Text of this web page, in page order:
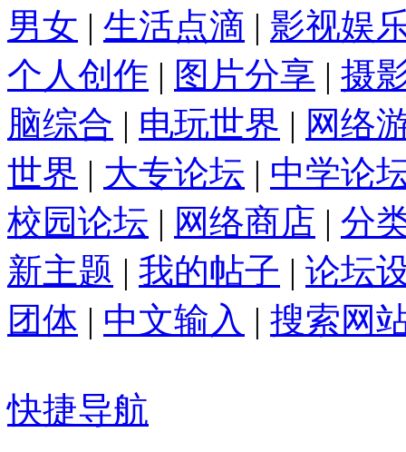
男女 | 生活点滴 | 影视娱
个人创作 | 图片分享 | 摄
脑综合 | 电玩世界 | 网络
世界 | 大专论坛 | 中学论
校园论坛 | 网络商店 | 分
新主题 | 我的帖子 | 论坛
团体 | 中文输入 | 搜索网
快捷导航